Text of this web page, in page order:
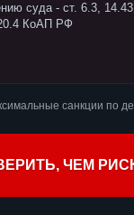
суда - ст. 6.3,
КоАП РФ
санкции по
ЧЕМ